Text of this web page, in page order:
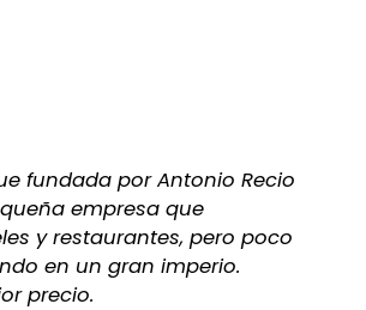
fundada por Antonio Recio
empresa que
y restaurantes, pero poco
en un gran imperio.
precio.